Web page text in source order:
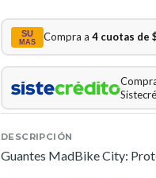
SU
MAS Compra a4 cuotas de
DESCRIPCIÓN
Guantes MadBike City: